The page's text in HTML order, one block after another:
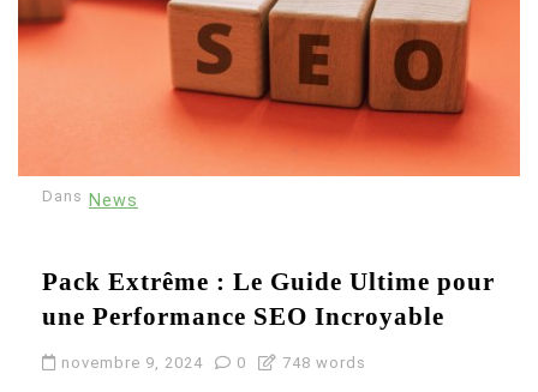
Dans News
Pack Extrême : Le Guide Ultime pour
une Performance SEO Incroyable
novembre 9, 2024 0 748 words